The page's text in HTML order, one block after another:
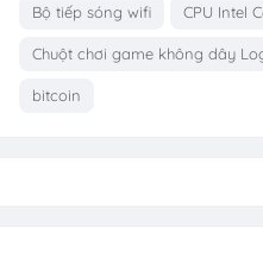
Bộ tiếp sóng wifi CPU Intel
Chuột chơi game không dây
bitcoin